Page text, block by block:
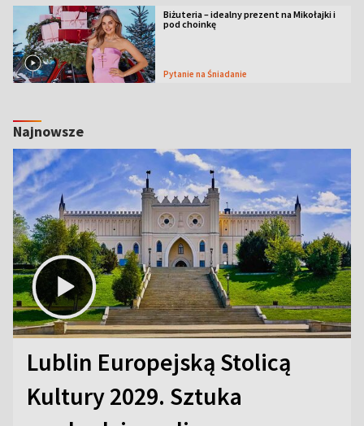
Biżuteria – idealny prezent na Mikołajki i
pod choinkę
Pytanie na Śniadanie
Najnowsze
Lublin Europejską Stolicą
Kultury 2029. Sztuka